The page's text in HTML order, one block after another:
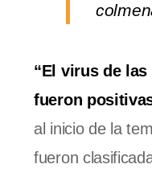
“El virus de las
fueron
al inicio de la
fueron